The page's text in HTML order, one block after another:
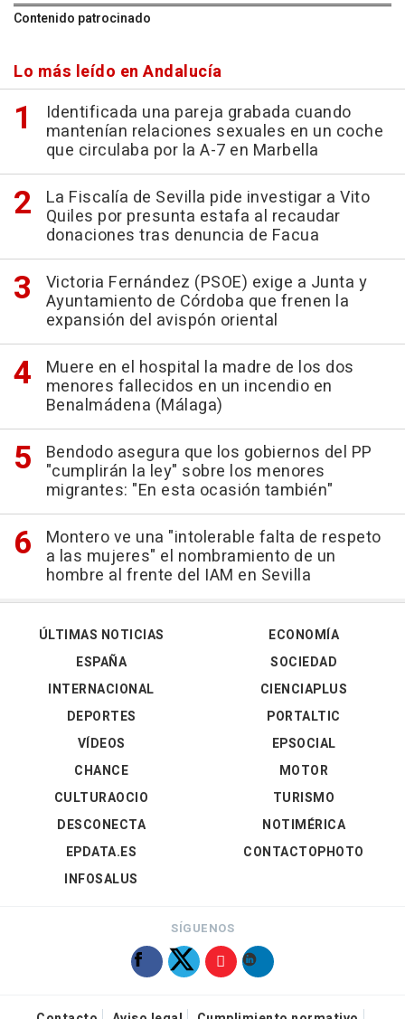
Contenido patrocinado
Lo más leído en Andalucía
Identificada una pareja grabada cuando
mantenían relaciones sexuales en un coche
que circulaba por la A-7 en Marbella
La Fiscalía de Sevilla pide investigar a Vito
Quiles por presunta estafa al recaudar
donaciones tras denuncia de Facua
Victoria Fernández (PSOE) exige a Junta y
Ayuntamiento de Córdoba que frenen la
expansión del avispón oriental
Muere en el hospital la madre de los dos
menores fallecidos en un incendio en
Benalmádena (Málaga)
Bendodo asegura que los gobiernos del PP
"cumplirán la ley" sobre los menores
migrantes: "En esta ocasión también"
Montero ve una "intolerable falta de respeto
a las mujeres" el nombramiento de un
hombre al frente del IAM en Sevilla
ÚLTIMAS NOTICIAS
ESPAÑA
INTERNACIONAL
DEPORTES
VÍDEOS
ECONOMÍA
SOCIEDAD
CIENCIAPLUS
PORTALTIC
EPSOCIAL
CHANCE
CULTURAOCIO
DESCONECTA
EPDATA.ES
INFOSALUS
MOTOR
TURISMO
NOTIMÉRICA
CONTACTOPHOTO
SÍGUENOS